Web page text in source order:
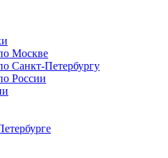
Москве
Санкт-Петербургу
России